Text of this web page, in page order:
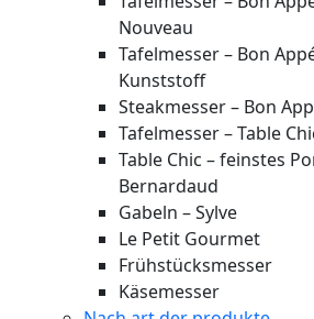
Nouveau
Tafelmesser – Bon
Kunststoff
Steakmesser – Bon
Tafelmesser – Table
Table Chic – feinstes
Bernardaud
Gabeln – Sylve
Le Petit Gourmet
Frühstücksmesser
Käsemesser